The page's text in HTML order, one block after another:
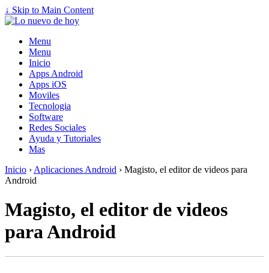
↓ Skip to Main Content
Menu
Menu
Inicio
Apps Android
Apps iOS
Moviles
Tecnologia
Software
Redes Sociales
Ayuda y Tutoriales
Mas
Inicio › Aplicaciones Android › Magisto, el editor de videos para
Android
Magisto, el editor de videos
para Android